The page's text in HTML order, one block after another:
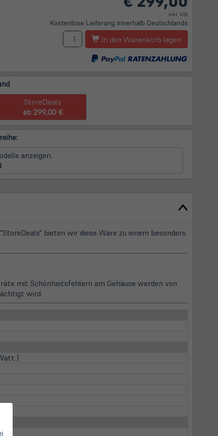
inkl. USt
Kostenlose Lieferung innerhalb Deutschlands
In den Warenkorb legen
StoreDeals
ab 299,00 €
anzeigen:
bieten wir diese Ware zu einem besonders
mit Schönheitsfehlern am Gehäuse werden von
wird.
)